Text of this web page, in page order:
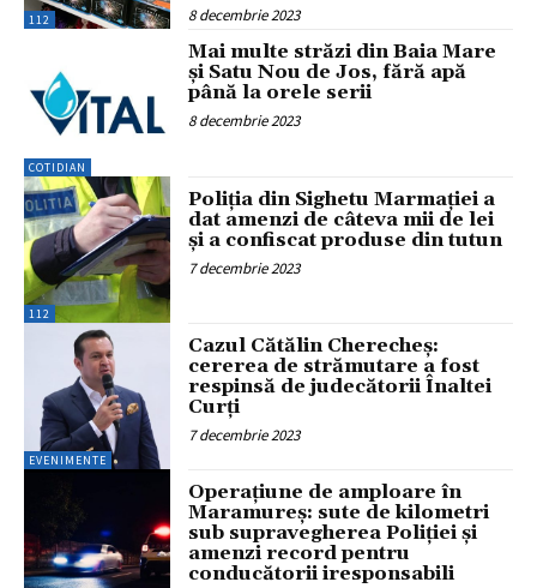
112 8 decembrie 2023
COTIDIAN
Mai multe străzi din Baia Mare
și Satu Nou de Jos, fără apă
până la orele serii
8 decembrie 2023
112
Poliția din Sighetu Marmației a
dat amenzi de câteva mii de lei
și a confiscat produse din tutun
7 decembrie 2023
EVENIMENTE
Cazul Cătălin Cherecheș:
cererea de strămutare a fost
respinsă de judecătorii Înaltei
Curți
7 decembrie 2023
Operațiune de amploare în
Maramureș: sute de kilometri
sub supravegherea Poliției și
amenzi record pentru
conducătorii iresponsabili